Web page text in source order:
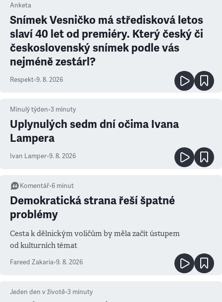
Anketa
Snímek Vesničko má středisková letos
slaví 40 let od premiéry. Který český či
československý snímek podle vás
nejméně zestárl?
Respekt•9. 8. 2026
Minulý týden•3 minuty
Uplynulých sedm dní očima Ivana
Lampera
Ivan Lamper•9. 8. 2026
Komentář•6 minut
Demokratická strana řeší špatné
problémy
Cesta k dělnickým voličům by měla začít ústupem
od kulturních témat
Fareed Zakaria•9. 8. 2026
Jeden den v životě•3 minuty